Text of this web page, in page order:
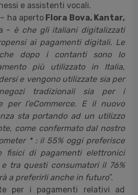
e assistenti vocali.
ha apertoFlora Bova, Kantar,
- è che gli italiani digitalizzati
ai pagamenti digitali. Le
dopo i contanti sono lo
più utilizzato in Italia,
e vengono utilizzate sia per
tradizionali sia per i
per l’eCommerce. E il nuovo
sta portando ad un utilizzo
come confermato dal nostro
* : il 55% oggi preferisce
fisici di pagamenti elettronici
tra questi consumatori il 76%
a preferirli anche in futuro”.
per i pagamenti relativi ad